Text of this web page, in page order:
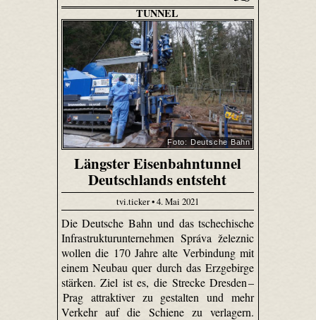
TUNNEL
Foto: Deutsche Bahn
Längster Eisenbahntunnel
Deutschlands entsteht
tvi.ticker • 4. Mai 2021
Die Deutsche Bahn und das tschechische
Infrastrukturunternehmen Správa železnic
wollen die 170 Jahre alte Verbindung mit
einem Neubau quer durch das Erzgebirge
stärken. Ziel ist es, die Strecke Dresden –
Prag attraktiver zu gestalten und mehr
Verkehr auf die Schiene zu verlagern.